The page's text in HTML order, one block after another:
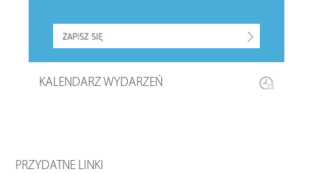
KALENDARZ WYDARZEŃ
PRZYDATNE LINKI